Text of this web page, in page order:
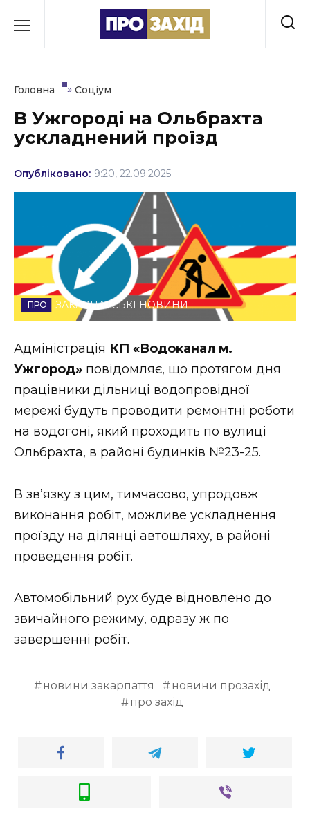
до
Культура
Освіта
Політика
Соціум
Спорт
Стиль життя
Втрачений Ужгород
Втрачений Ужгород (відеоверсія)
ЗАКАРПАТСЬКІ НОВИНИ
НОВИНИ ЗАХІДНОЇ УКРАЇНИ
ВІДЕО
Головна » Соціум
В Ужгороді на Ольбрахта
ускладнений проїзд
Опубліковано: 9:20, 22.09.2025
ЗАКАРПАТСЬКІ НОВИНИ
Адміністрація КП «Водоканал м.
Ужгород» повідомляє, що протягом дня
працівники дільниці водопровідної
мережі будуть проводити ремонтні роботи
на водогоні, який проходить по вулиці
Ольбрахта, в районі будинків №23-25.
В зв’язку з цим, тимчасово, упродовж
виконання робіт, можливе ускладнення
проїзду на ділянці автошляху, в районі
проведення робіт.
Автомобільний рух буде відновлено до
звичайного режиму, одразу ж по
завершенні робіт.
новини закарпаття
новини прозахід
про захід